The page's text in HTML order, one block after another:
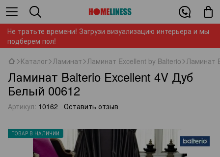
Не тратьте времени! Загрузи визуализацию интерьера и мы
подберем пол!
Каталог Ламинат Ламинат Excellent by Balterio Ламинат
Ламинат Balterio Excellent 4V Дуб
Белый 00612
Артикул: 10162 Оставить отзыв
ТОВАР В НАЛИЧИИ